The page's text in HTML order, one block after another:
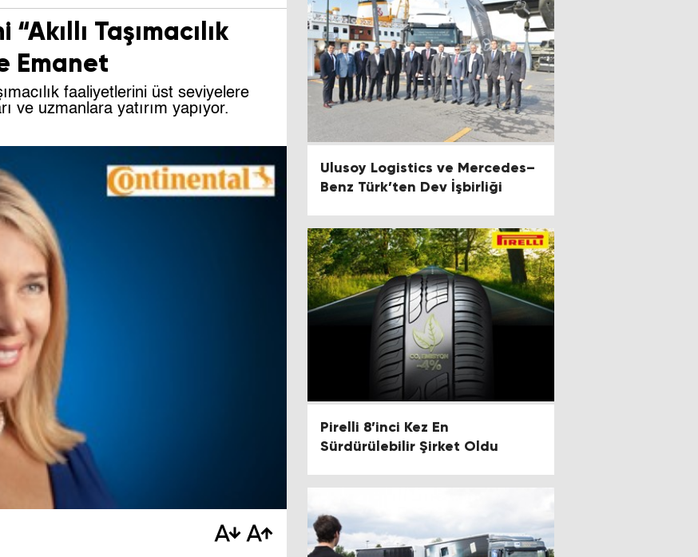
Taşımacılık
Emanet
faaliyetlerini üst seviyelere
ve uzmanlara yatırım yapıyor.
​Ulusoy Logistics ve Mercedes–
Benz Türk’ten Dev İşbirliği
Pirelli 8’inci Kez En
Sürdürülebilir Şirket Oldu